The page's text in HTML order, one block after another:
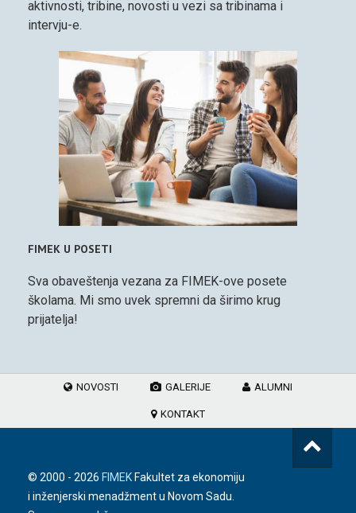
aktivnosti, tribine, novosti u vezi sa tribinama i
intervju-e.
FIMEK U POSETI
Sva obaveštenja vezana za FIMEK-ove posete
školama. Mi smo uvek spremni da širimo krug
prijatelja!
NOVOSTI GALERIJE ALUMNI
KONTAKT
© 2000 - 2026 FIMEK Fakultet za ekonomiju
i inženjerski menadžment u Novom Sadu.